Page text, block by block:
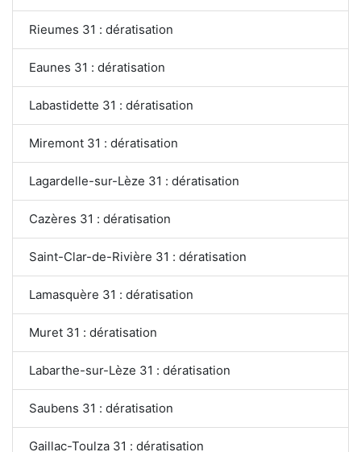
Rieumes 31 : dératisation
Eaunes 31 : dératisation
Labastidette 31 : dératisation
Miremont 31 : dératisation
Lagardelle-sur-Lèze 31 : dératisation
Cazères 31 : dératisation
Saint-Clar-de-Rivière 31 : dératisation
Lamasquère 31 : dératisation
Muret 31 : dératisation
Labarthe-sur-Lèze 31 : dératisation
Saubens 31 : dératisation
Gaillac-Toulza 31 : dératisation